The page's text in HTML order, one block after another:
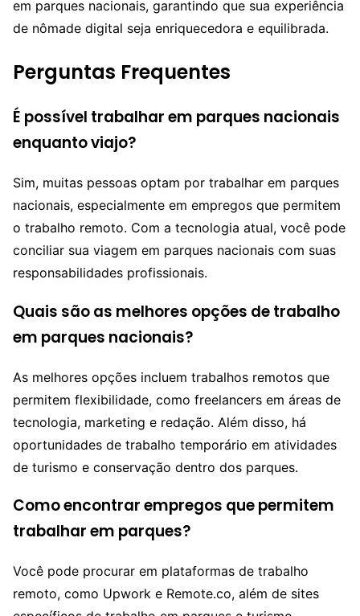
em parques nacionais, garantindo que sua experiência
de nômade digital seja enriquecedora e equilibrada.
Perguntas Frequentes
É possível trabalhar em parques nacionais
enquanto viajo?
Sim, muitas pessoas optam por trabalhar em parques
nacionais, especialmente em empregos que permitem
o trabalho remoto. Com a tecnologia atual, você pode
conciliar sua viagem em parques nacionais com suas
responsabilidades profissionais.
Quais são as melhores opções de trabalho
em parques nacionais?
As melhores opções incluem trabalhos remotos que
permitem flexibilidade, como freelancers em áreas de
tecnologia, marketing e redação. Além disso, há
oportunidades de trabalho temporário em atividades
de turismo e conservação dentro dos parques.
Como encontrar empregos que permitem
trabalhar em parques?
Você pode procurar em plataformas de trabalho
remoto, como Upwork e Remote.co, além de sites